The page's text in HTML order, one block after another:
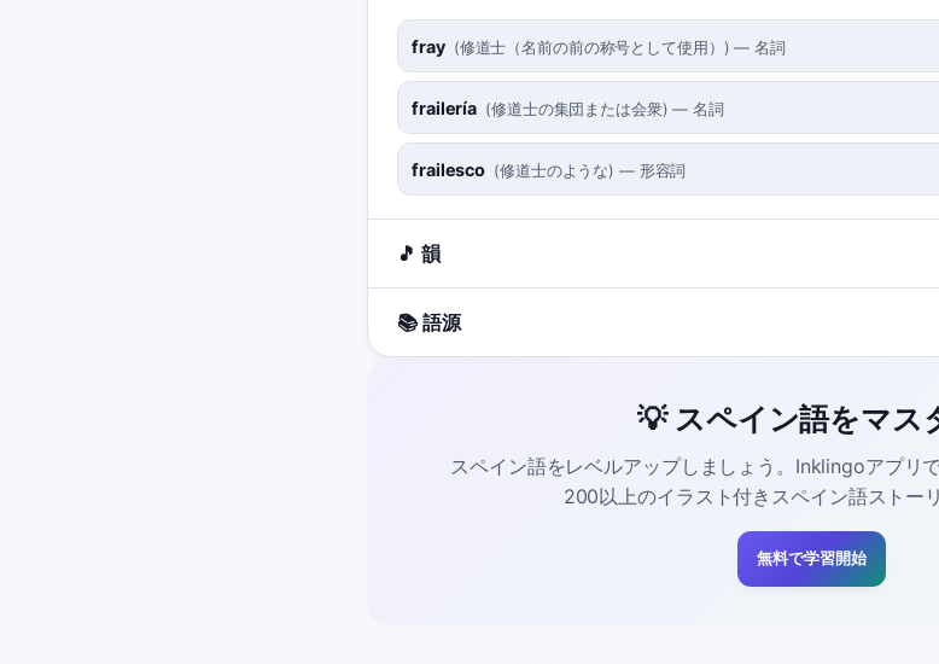
fray (修道士（名前の前の称号として使用） ) —名詞
frailería (修道士の集団または会衆) —名詞
frailesco (修道士のような) — 形容詞
🎵 韻
📚 語源
💡 スペイン語をマス
スペイン語をレベルアップしましょう。Inklingoアプリ
200以上のイラスト付きスペイン語ストー
無料で学習開始